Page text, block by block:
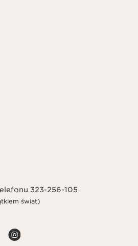
323-256-105
świąt)